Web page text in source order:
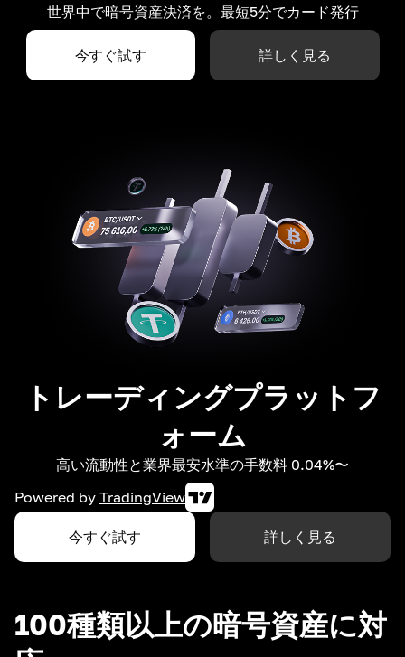
世界中で暗号資産決済を。最短5分でカード発行
今すぐ試す 詳しく見る
トレーディングプラットフ
ォーム
高い流動性と業界最安水準の手数料 0.04%〜
Powered by TradingView
今すぐ試す 詳しく見る
100種類以上の暗号資産に対